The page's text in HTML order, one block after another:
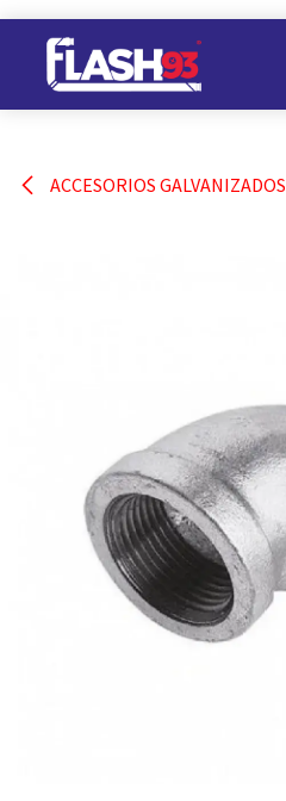
Ir al contenido
ACCESORIOS GALVANIZADOS